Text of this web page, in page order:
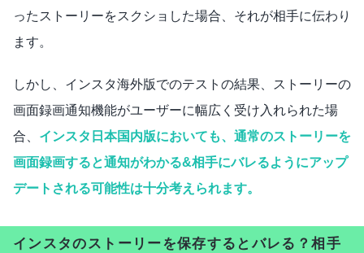
ったストーリーをスクショした場合、それが相手に伝わり
ます。
しかし、インスタ海外版でのテストの結果、ストーリーの
画面録画通知機能がユーザーに幅広く受け入れられた場
合、 インスタ日本国内版においても、通常のストーリーを
画面録画すると通知がわかる&相手にバレるようにアップ
デートされる可能性は十分考えられます。
インスタのストーリーを保存するとバレる？相手